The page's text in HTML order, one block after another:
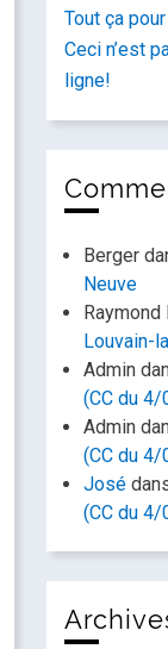
Tout ça
Ceci n’est
ligne!
Berger
Neuve
Raymond
Louvain-
Admin
(CC du
Admin
(CC du
José
(CC du